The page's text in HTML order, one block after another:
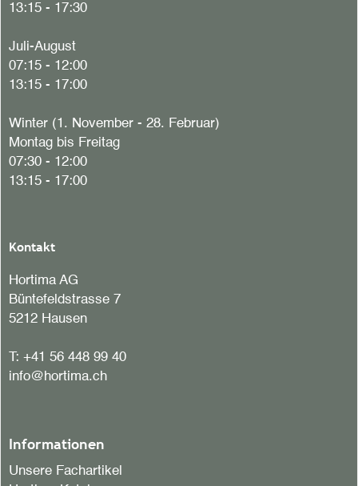
13:15 - 17:30
Juli-August
07:15 - 12:00
13:15 - 17:00
Winter (1. November - 28. Februar)
Montag bis Freitag
07:30 - 12:00
13:15 - 17:00
Kontakt
Hortima AG
Büntefeldstrasse 7
5212 Hausen
T: +41 56 448 99 40
info@hortima.ch
Informationen
Unsere Fachartikel